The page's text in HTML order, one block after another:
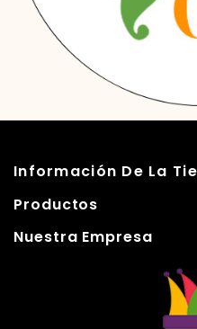
Información De La
Productos
Nuestra Empresa